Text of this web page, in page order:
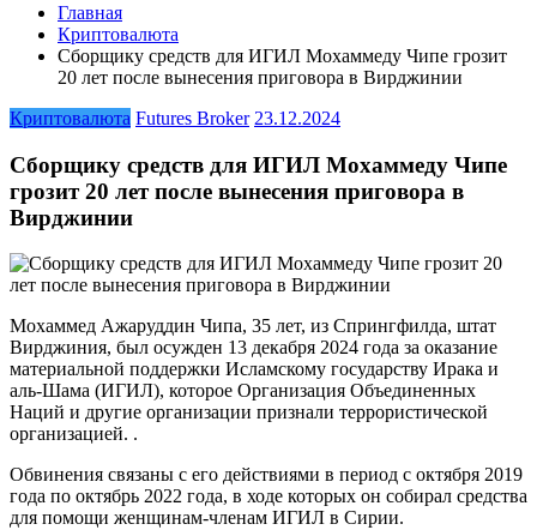
Главная
Криптовалюта
Сборщику средств для ИГИЛ Мохаммеду Чипе грозит
20 лет после вынесения приговора в Вирджинии
Криптовалюта Futures Broker 23.12.2024
Сборщику средств для ИГИЛ Мохаммеду Чипе
грозит 20 лет после вынесения приговора в
Вирджинии
Мохаммед Ажаруддин Чипа, 35 лет, из Спрингфилда, штат
Вирджиния, был осужден 13 декабря 2024 года за оказание
материальной поддержки Исламскому государству Ирака и
аль-Шама (ИГИЛ), которое Организация Объединенных
Наций и другие организации признали террористической
организацией. .
Обвинения связаны с его действиями в период с октября 2019
года по октябрь 2022 года, в ходе которых он собирал средства
для помощи женщинам-членам ИГИЛ в Сирии.